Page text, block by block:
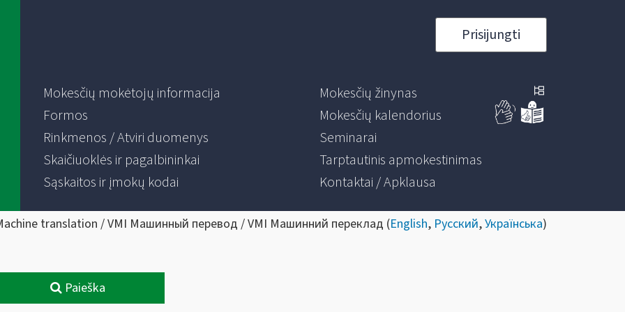
Prisijungti
Mokesčių mokėtojų informacija
Formos
Rinkmenos / Atviri duomenys
Skaičiuoklės ir pagalbininkai
Sąskaitos ir įmokų kodai
Mokesčių žinynas
Mokesčių kalendorius
Seminarai
Tarptautinis apmokestinimas
Kontaktai / Apklausa
translation / VMI Машинный перевод / VMI Машинний переклад (English, Русский,Українська)
Paieška